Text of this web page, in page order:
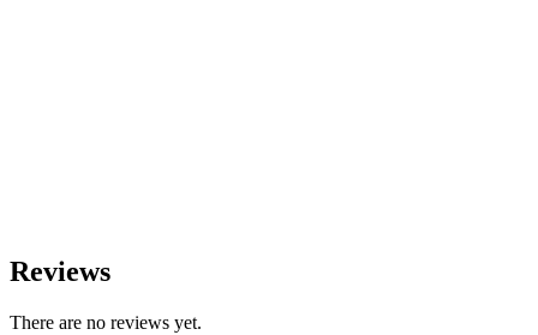
Reviews
There are no reviews yet.